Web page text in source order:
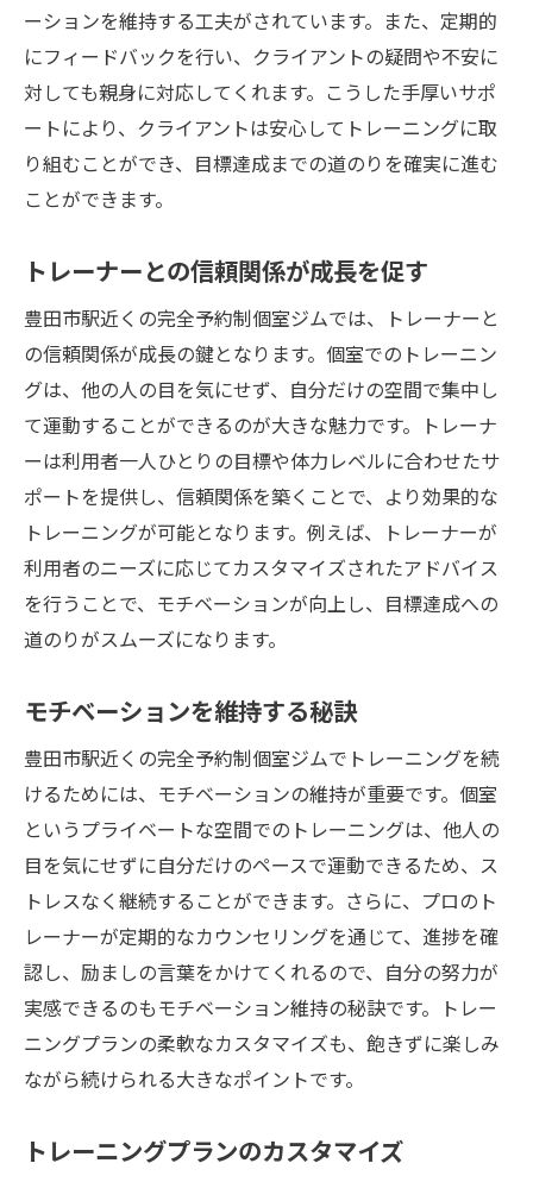
ーションを維持する工夫がされています。また、定期的
にフィードバックを行い、クライアントの疑問や不安に
対しても親身に対応してくれます。こうした手厚いサポ
ートにより、クライアントは安心してトレーニングに取
り組むことができ、目標達成までの道のりを確実に進む
ことができます。
トレーナーとの信頼関係が成長を促す
豊田市駅近くの完全予約制個室ジムでは、トレーナーと
の信頼関係が成長の鍵となります。個室でのトレーニン
グは、他の人の目を気にせず、自分だけの空間で集中し
て運動することができるのが大きな魅力です。トレーナ
ーは利用者一人ひとりの目標や体力レベルに合わせたサ
ポートを提供し、信頼関係を築くことで、より効果的な
トレーニングが可能となります。例えば、トレーナーが
利用者のニーズに応じてカスタマイズされたアドバイス
を行うことで、モチベーションが向上し、目標達成への
道のりがスムーズになります。
モチベーションを維持する秘訣
豊田市駅近くの完全予約制個室ジムでトレーニングを続
けるためには、モチベーションの維持が重要です。個室
というプライベートな空間でのトレーニングは、他人の
目を気にせずに自分だけのペースで運動できるため、ス
トレスなく継続することができます。さらに、プロのト
レーナーが定期的なカウンセリングを通じて、進捗を確
認し、励ましの言葉をかけてくれるので、自分の努力が
実感できるのもモチベーション維持の秘訣です。トレー
ニングプランの柔軟なカスタマイズも、飽きずに楽しみ
ながら続けられる大きなポイントです。
トレーニングプランのカスタマイズ